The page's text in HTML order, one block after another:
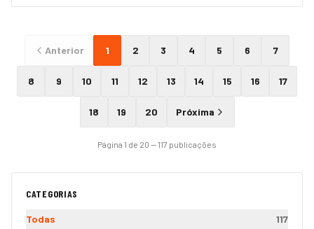
Anterior 1 2 3 4 5 6 7
8 9 10 11 12 13 14 15 16 17
18 19 20 Próxima
Página 1 de 20 — 117 publicações
CATEGORIAS
Todas 117